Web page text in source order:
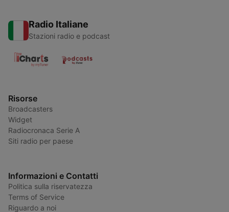
Radio Italiane
Stazioni radio e podcast
Risorse
Broadcasters
Widget
Radiocronaca Serie A
Siti radio per paese
Informazioni e Contatti
Politica sulla riservatezza
Terms of Service
Riguardo a noi